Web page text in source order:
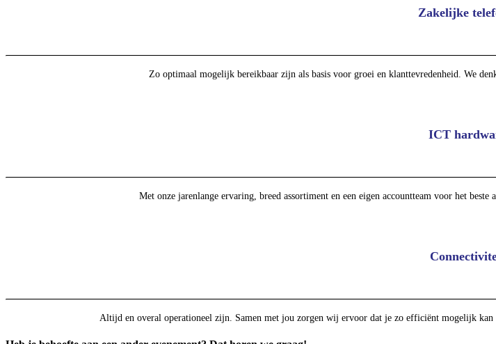
Zakelijke
Zo optimaal mogelijk bereikbaar zijn als basis voor groei en klanttevredenheid. We
ICT
Met onze jarenlange ervaring, breed assortiment en een eigen accountteam voor het beste
Altijd en overal operationeel zijn. Samen met jou zorgen wij ervoor dat je zo efficiënt mogelijk